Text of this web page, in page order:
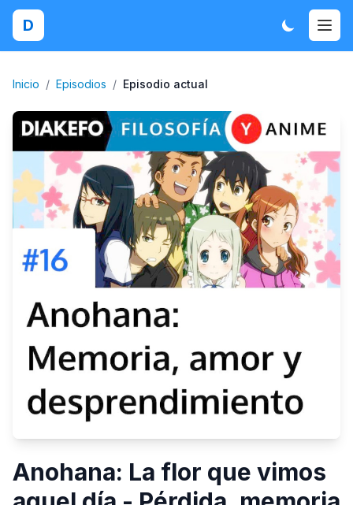
D
Inicio / Episodios / Episodio actual
Anohana: La flor que vimos